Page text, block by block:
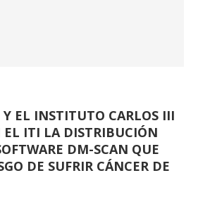
EL INSTITUTO CARLOS III
EL ITI LA DISTRIBUCIÓN
DM-SCAN QUE
DE SUFRIR CÁNCER DE